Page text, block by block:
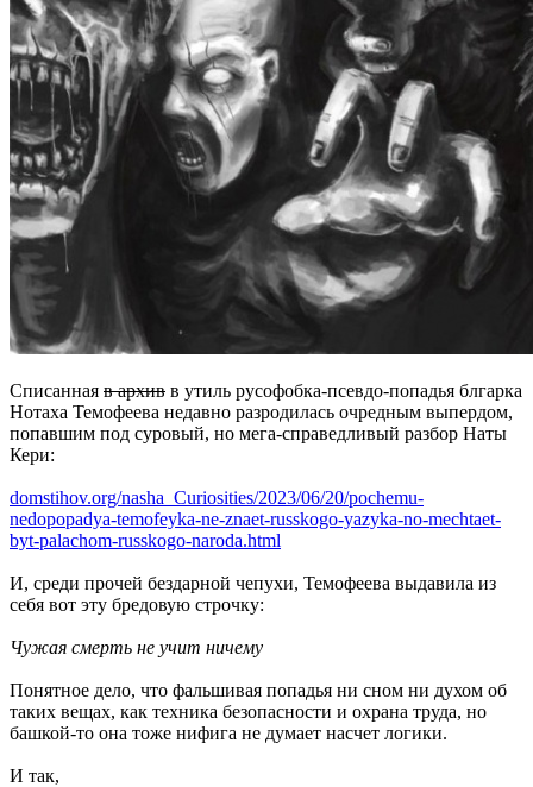
Списанная в архив в утиль русофобка-псевдо-попадья блгарка
Нотаха Темофеева недавно разродилась очредным выпердом,
попавшим под суровый, но мега-справедливый разбор Наты
Кери:
domstihov.org/nasha_Curiosities/2023/06/20/pochemu-
nedopopadya-temofeyka-ne-znaet-russkogo-yazyka-no-mechtaet-
byt-palachom-russkogo-naroda.html
И, среди прочей бездарной чепухи, Темофеева выдавила из
себя вот эту бредовую строчку:
Чужая смерть не учит ничему
Понятное дело, что фальшивая попадья ни сном ни духом об
таких вещах, как техника безопасности и охрана труда, но
башкой-то она тоже нифига не думает насчет логики.
И так,